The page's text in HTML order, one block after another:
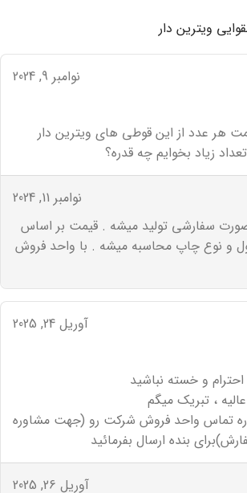
ویترین دار
نوامبر 9, 2024
هر عدد از این قوطی های ویترین دار
زیاد بخوایم چه قدره؟
نوامبر 11, 2024
سفارشی تولید میشه . قیمت بر اساس
و نوع چاپ محاسبه میشه . با واحد فروش
آوریل 24, 2025
و خسته نباشید
، تبریک میگم
تماس واحد فروش شرکت رو (جهت مشاوره
بنده ارسال بفرمائید
آوریل 26, 2025